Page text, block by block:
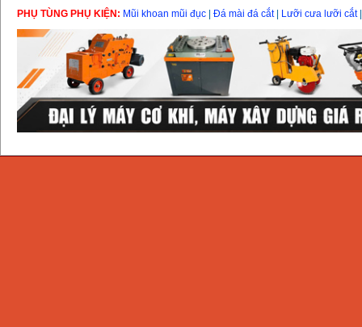
Makita 9553B (710W)
Giá:1296000VND
PHỤ TÙNG PHỤ KIỆN: Mũi khoan mũi đục Đá mài đá cắt| Lưỡi cưa lưỡi cắt